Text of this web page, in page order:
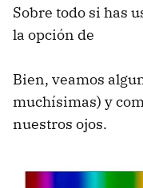
Sobre todo si has
la opción de
Bien, veamos
muchísimas) y
nuestros ojos.